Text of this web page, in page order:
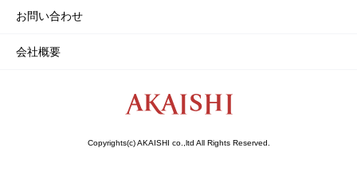
お問い合わせ
会社概要
Copyrights(c) AKAISHI co.,ltd All Rights Reserved.